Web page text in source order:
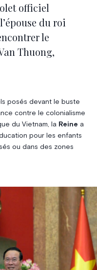
officiel
du roi
le
Thuong,
posés devant le buste
contre le colonialisme
du Vietnam, la Reine a
pour les enfants
ou dans des zones